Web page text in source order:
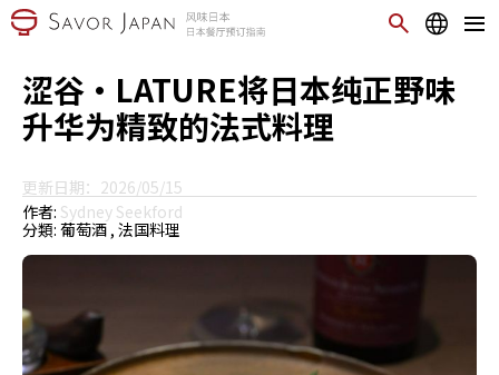
涩谷・LATURE将日本纯正野味
升华为精致的法式料理
更新日期：2026/05/15
作者: Sydney Seekford
分類: 葡萄酒 法国料理